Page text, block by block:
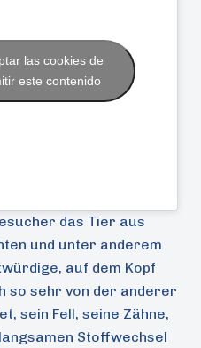
las cookies de
este contenido
das Tier aus
und unter anderem
auf dem Kopf
so sehr von der anderer
sein Fell, seine Zähne,
Stoffwechsel